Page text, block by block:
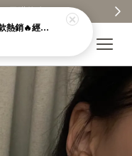
【韓國女錶．Lavenda】爆款熱銷🔥經典之作老錢風編織紋理奢華金錶【nk64】